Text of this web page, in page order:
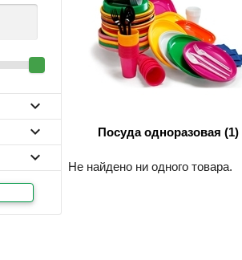
Посуда одноразовая (1)
Не найдено ни одного товара.